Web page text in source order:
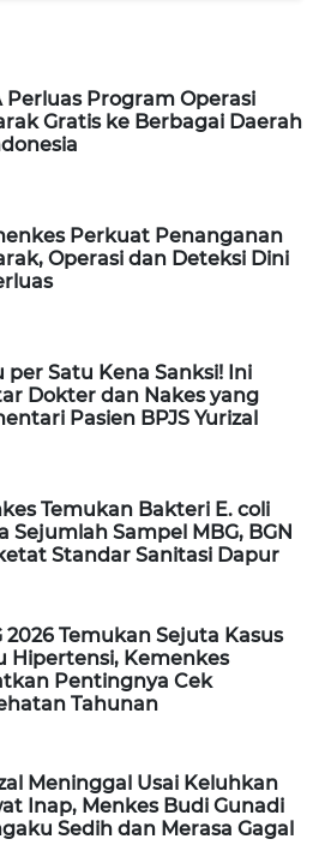
Perluas Program Operasi
Gratis ke Berbagai Daerah
Perkuat Penanganan
Operasi dan Deteksi Dini
per Satu Kena Sanksi! Ini
Dokter dan Nakes yang
Pasien BPJS Yurizal
Temukan Bakteri E. coli
Sejumlah Sampel MBG, BGN
Standar Sanitasi Dapur
2026 Temukan Sejuta Kasus
Hipertensi, Kemenkes
Pentingnya Cek
Tahunan
Meninggal Usai Keluhkan
Inap, Menkes Budi Gunadi
Sedih dan Merasa Gagal